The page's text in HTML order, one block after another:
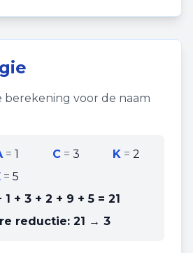
berekening voor de naam
= 1 C =3 K= 2
=5
1 + 3 + 2 + 9 + 5= 21
reductie: 21 → 3